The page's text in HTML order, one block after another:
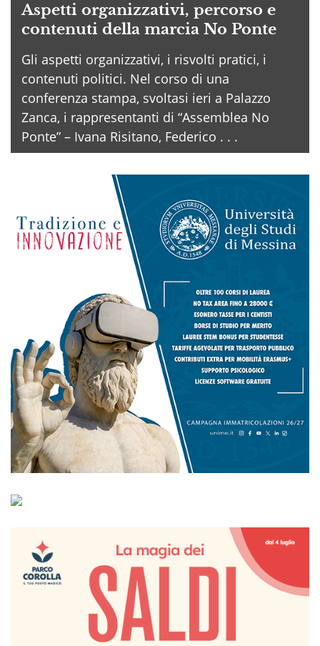
Aspetti organizzativi, percorso e
contenuti della marcia No Ponte
Gli aspetti organizzativi, i risvolti pratici, i
contenuti politici. Nel corso di una
conferenza stampa, svoltasi ieri a Palazzo
Zanca, i rappresentanti di “Assemblea No
Ponte” – Ivana Risitano, Federico . . .